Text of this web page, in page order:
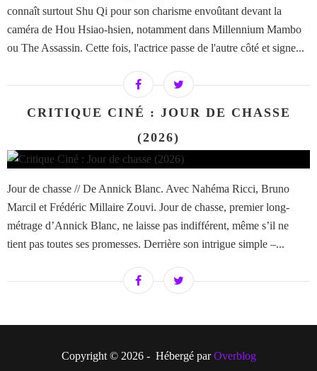
connaît surtout Shu Qi pour son charisme envoûtant devant la
caméra de Hou Hsiao-hsien, notamment dans Millennium Mambo
ou The Assassin. Cette fois, l'actrice passe de l'autre côté et signe...
CRITIQUE CINÉ : JOUR DE CHASSE
(2026)
Jour de chasse // De Annick Blanc. Avec Nahéma Ricci, Bruno
Marcil et Frédéric Millaire Zouvi. Jour de chasse, premier long-
métrage d’Annick Blanc, ne laisse pas indifférent, même s’il ne
tient pas toutes ses promesses. Derrière son intrigue simple –...
Copyright © 2026 - Hébergé parOverblog